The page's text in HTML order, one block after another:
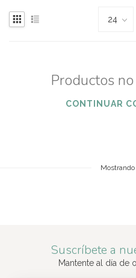
Productos
CONTINUAR
Mostrando
Suscríbete a
Mantente al día de